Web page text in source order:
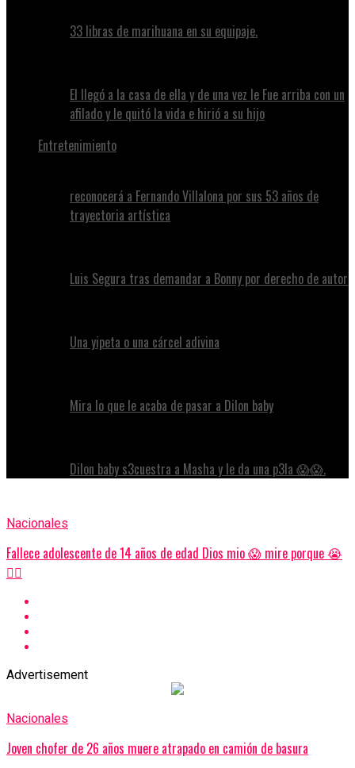
33 libras de marihuana en su equipaje.
El llegó a la casa de ella y de una vez le Fue arriba con un
afilado y le quitó la vida e hirió a su hijo
Entretenimiento
reconocerá a Fernando Villalona por sus 53 años de
trayectoria artística
Luis Segura tras demandar a Bonny por derecho de autor
Una yipeta o una cárcel adivina
Mira lo que le acaba de pasar a Dilon baby
Dilon baby s3cuestra a Masha y le da una p3la 😱😱.
Nacionales
Fallece adolescente de 14 años de edad Dios mio 😱 mire porque 😭
👇🏼
Advertisement
Nacionales
Joven chofer de 26 años muere atrapado en camión de basura